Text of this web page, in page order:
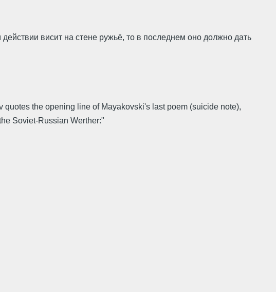
висит на стене ружьё, то в последнем оно должно дать
quotes the opening line of Mayakovski's last poem (suicide note),
Soviet-Russian Werther:"